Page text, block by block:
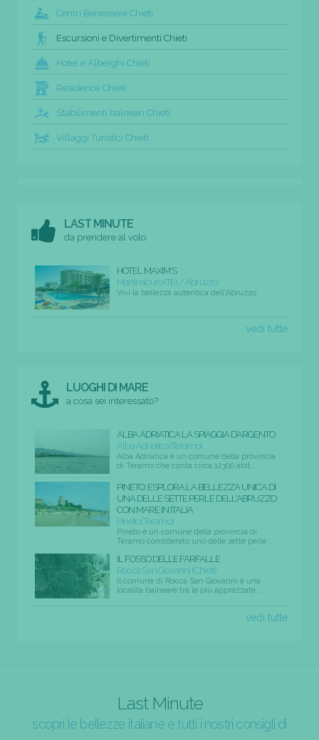
Centri Benessere Chieti
Escursioni e Divertimenti Chieti
Hotel e Alberghi Chieti
Residence Chieti
Stabilimenti balneari Chieti
Villaggi Turistici Chieti
LAST MINUTE
da prendere al volo
HOTEL MAXIM'S
Martinsicuro (TE) / Abruzzo
Vivi la bellezza autentica dell'Abruzzo
vedi tutte
LUOGHI DI MARE
a cosa sei interessato?
ALBA ADRIATICA LA SPIAGGIA D’ARGENTO
Alba Adriatica (Teramo)
Alba Adriatica è un comune della provincia
di Teramo che conta circa 12300 abit...
PINETO: ESPLORA LA BELLEZZA UNICA DI
UNA DELLE SETTE PERLE DELL'ABRUZZO
CON MARE IN ITALIA
Pineto (Teramo)
Pineto è un comune della provincia di
Teramo considerato uno delle sette perle ...
IL FOSSO DELLE FARFALLE
Rocca San Giovanni (Chieti)
Il comune di Rocca San Giovanni è una
località balneare tra le più apprezzate...
vedi tutte
Last Minute
scopri le bellezze italiane e tutti i nostri consigli di